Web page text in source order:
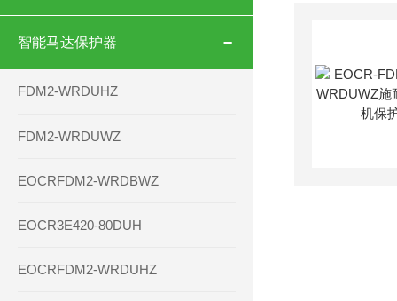
智能马达保护器
FDM2-WRDUHZ
FDM2-WRDUWZ
EOCRFDM2-WRDBWZ
EOCR3E420-80DUH
EOCRFDM2-WRDUHZ